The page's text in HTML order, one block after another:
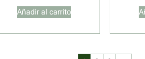
Añadir al carrito